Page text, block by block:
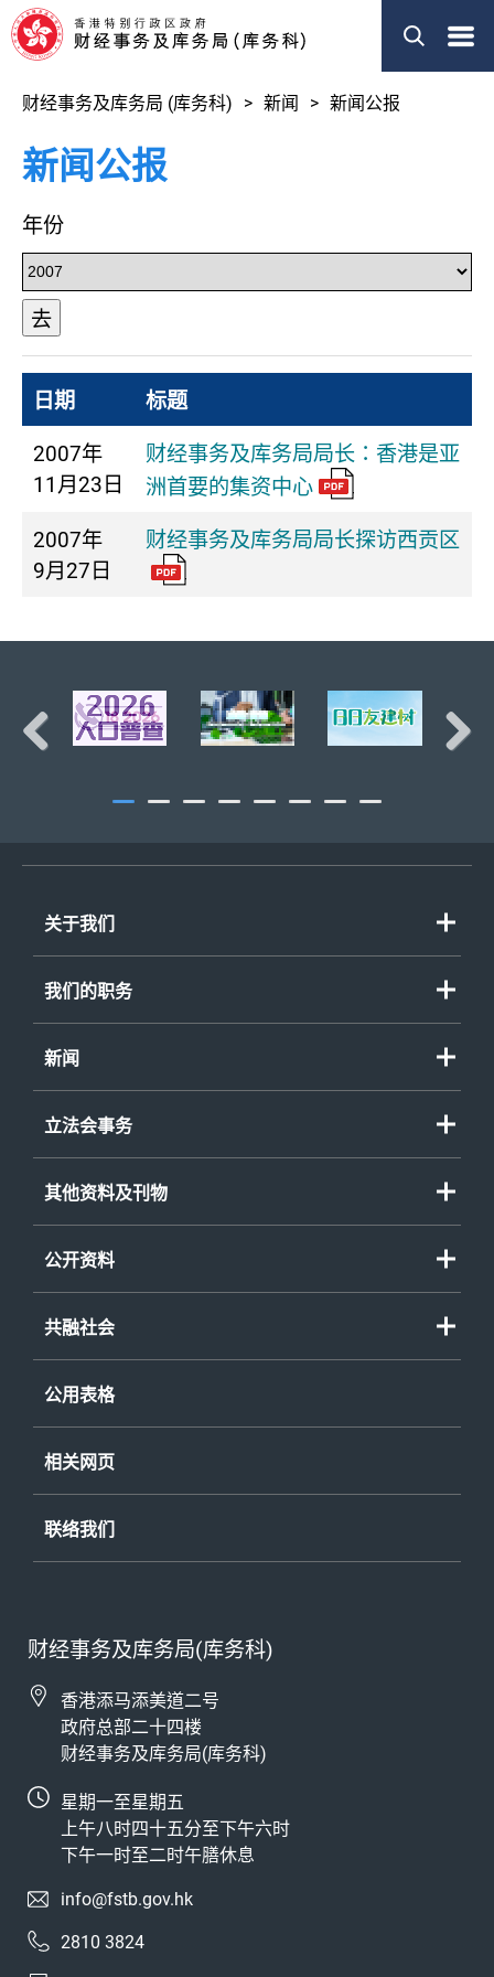
菜
财经事务及库务局 (库务科) 新闻 新闻公报
新闻公报
年份
去
日期 标题
2007年
11月23日
财经事务及库务局局长：香港是亚
洲首要的集资中心
2007年
9月27日
财经事务及库务局局长探访西贡区
页首
关于我们
我们的职务
新闻
立法会事务
其他资料及刊物
公开资料
共融社会
公用表格
相关网页
联络我们
财经事务及库务局(库务科)
香港添马添美道二号
政府总部二十四楼
财经事务及库务局(库务科)
星期一至星期五
上午八时四十五分至下午六时
下午一时至二时午膳休息
info@fstb.gov.hk
2810 3824